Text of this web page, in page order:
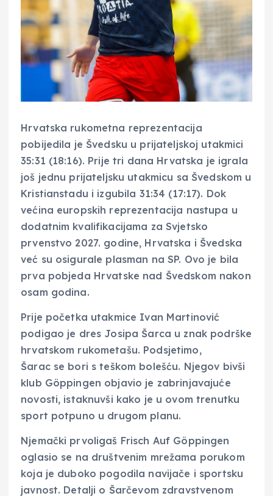
Hrvatska rukometna reprezentacija
pobijedila je Švedsku u prijateljskoj utakmici
35:31 (18:16). Prije tri dana Hrvatska je igrala
još jednu prijateljsku utakmicu sa Švedskom u
Kristianstadu i izgubila 31:34 (17:17). Dok
većina europskih reprezentacija nastupa u
dodatnim kvalifikacijama za Svjetsko
prvenstvo 2027. godine, Hrvatska i Švedska
već su osigurale plasman na SP. Ovo je bila
prva pobjeda Hrvatske nad Švedskom nakon
osam godina.
Prije početka utakmice Ivan Martinović
podigao je dres Josipa Šarca u znak podrške
hrvatskom rukometašu. Podsjetimo,
Šarac se bori s teškom bolešću. Njegov bivši
klub Göppingen objavio je zabrinjavajuće
novosti, istaknuvši kako je u ovom trenutku
sport potpuno u drugom planu.
Njemački prvoligaš Frisch Auf Göppingen
oglasio se na društvenim mrežama porukom
koja je duboko pogodila navijače i sportsku
javnost. Detalji o Šarčevom zdravstvenom